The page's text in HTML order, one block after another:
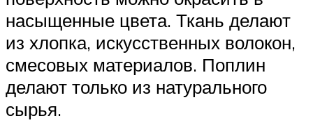
насыщенные цвета. Ткань делают
из хлопка, искусственных волокон,
смесовых материалов. Поплин
делают только из натурального
сырья.